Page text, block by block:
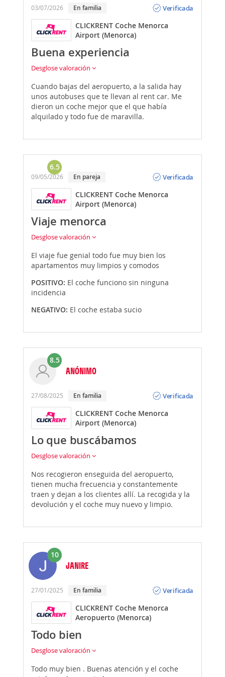
03/07/2026 En familia
Verificada
CLICKRENT Coche Menorca
Airport (Menorca)
Buena experiencia
Desglose valoración
Cuando bajas del aeropuerto, a la salida hay
unos autobuses que te llevan al rent car. Me
dieron un coche mejor que el que había
alquilado y todo fue de maravilla.
6.5
09/05/2026 En pareja
Verificada
CLICKRENT Coche Menorca
Airport (Menorca)
Viaje menorca
Desglose valoración
El viaje fue genial todo fue muy bien los
apartamentos muy limpios y comodos
POSITIVO: El coche funciono sin ninguna
incidencia
NEGATIVO: El coche estaba sucio
8.5
ANÓNIMO
27/08/2025 En familia
Verificada
CLICKRENT Coche Menorca
Airport (Menorca)
Lo que buscábamos
Desglose valoración
Nos recogieron enseguida del aeropuerto,
tienen mucha frecuencia y constantemente
traen y dejan a los clientes allí. La recogida y la
devolución y el coche muy nuevo y limpio.
10
JANIRE
27/01/2025 En familia
Verificada
CLICKRENT Coche Menorca
Aeropuerto (Menorca)
Todo bien
Desglose valoración
Todo muy bien . Buenas atención y el coche